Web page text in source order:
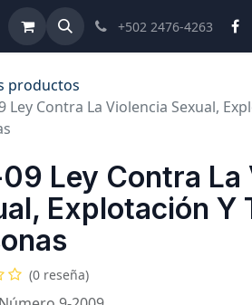
Ayuda Cursos
+502 2476-4263
productos
Ley Contra La Violencia Sexual,
Ley Contra La
Explotación Y
(0 reseña)